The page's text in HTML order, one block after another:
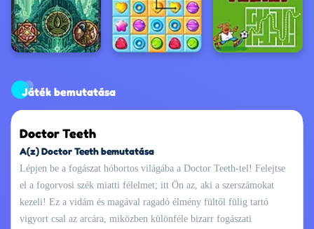
Játék bemutatása
Doctor Teeth
A(z) Doctor Teeth bemutatása
Lépjen be a fogászat hóbortos világába a Doctor Teeth-tel! Felejtse
el a fogorvosi szék miatti félelmet; itt Ön az, aki a szerszámokat
kezeli! Ez a vidám és magával ragadó élmény fültől fülig tartó
vigyort csal az arcára, miközben különféle bizarr fogászati